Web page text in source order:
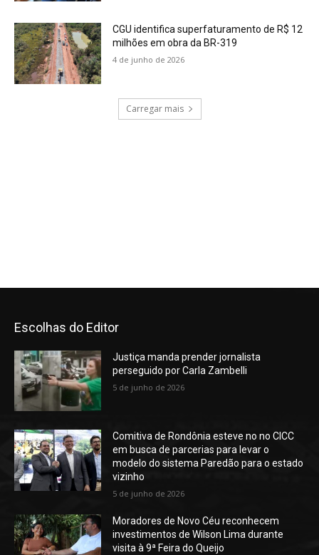
Escolhas do Editor
Justiça manda prender jornalista
perseguido por Carla Zambelli
5 de junho de 2026
Comitiva de Rondônia esteve no no CICC
em busca de parcerias para levar o
modelo do sistema Paredão para o estado
vizinho
5 de junho de 2026
Moradores de Novo Céu reconhecem
investimentos de Wilson Lima durante
visita à 9ª Feira do Queijo